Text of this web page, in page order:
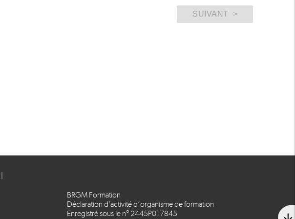
BRGM Formation
Déclaration d’activité d’organisme de formation
Enregistré sous le n° 2445P017845